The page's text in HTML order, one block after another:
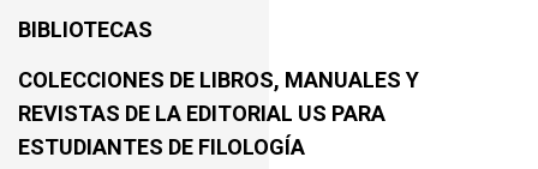
BIBLIOTECAS
COLECCIONES DE LIBROS, MANUALES Y
REVISTAS DE LA EDITORIAL US PARA
ESTUDIANTES DE FILOLOGÍA